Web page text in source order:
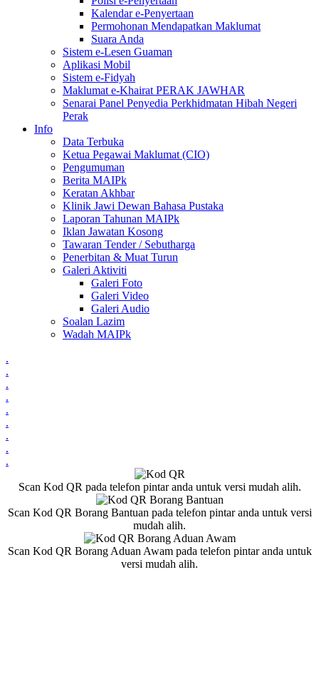
Kalendar e-Penyertaan
Permohonan Mendapatkan Maklumat
Suara Anda
Sistem e-Lesen Guaman
Aplikasi Mobil
Sistem e-Fidyah
Maklumat e-Khairat PERAK JAWHAR
Senarai Panel Penyedia Perkhidmatan Hibah Negeri
Perak
Info
Data Terbuka
Ketua Pegawai Maklumat (CIO)
Pengumuman
Berita MAIPk
Keratan Akhbar
Klinik Jawi Dewan Bahasa Pustaka
Laporan Tahunan MAIPk
Iklan Jawatan Kosong
Tawaran Tender / Sebutharga
Penerbitan & Muat Turun
Galeri Aktiviti
Galeri Foto
Galeri Video
Galeri Audio
Soalan Lazim
Wadah MAIPk
.
.
.
.
.
.
.
.
.
Scan Kod QR pada telefon pintar anda untuk versi mudah alih.
Scan Kod QR Borang Bantuan pada telefon pintar anda untuk versi
mudah alih.
Scan Kod QR Borang Aduan Awam pada telefon pintar anda untuk
versi mudah alih.